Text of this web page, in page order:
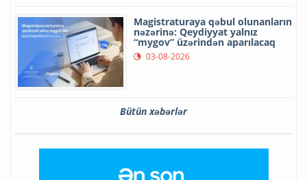
Magistraturaya qəbul olunanların
nəzərinə: Qeydiyyat yalnız
“mygov” üzərindən aparılacaq
03-08-2026
Bütün xəbərlər